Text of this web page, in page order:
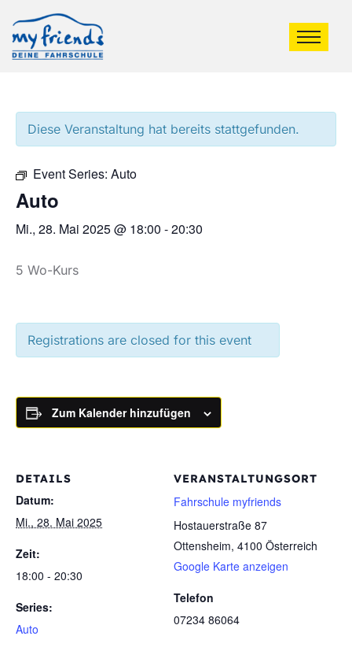
Diese Veranstaltung hat bereits stattgefunden.
Event Series: Auto
Auto
Mi., 28. Mai 2025 @ 18:00 -20:30
5 Wo-Kurs
Registrations are closed for this event
Zum Kalender hinzufügen
DETAILS
Datum:
Mi., 28. Mai 2025
Zeit:
18:00 - 20:30
Series:
Auto
VERANSTALTUNGSORT
Fahrschule myfriends
Hostauerstraße 87
Ottensheim, 4100 Österreich
Google Karte anzeigen
Telefon
07234 86064